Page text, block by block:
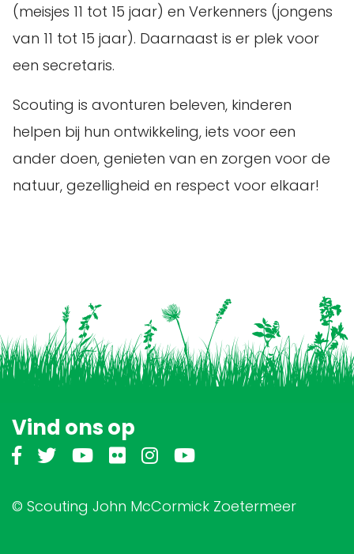
(meisjes 11 tot 15 jaar) en Verkenners (jongens
van 11 tot 15 jaar). Daarnaast is er plek voor
een secretaris.
Scouting is avonturen beleven, kinderen
helpen bij hun ontwikkeling, iets voor een
ander doen, genieten van en zorgen voor de
natuur, gezelligheid en respect voor elkaar!
Vind ons op
© Scouting John McCormick Zoetermeer